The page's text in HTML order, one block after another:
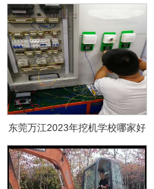
东莞万江2023年挖机学校哪家好